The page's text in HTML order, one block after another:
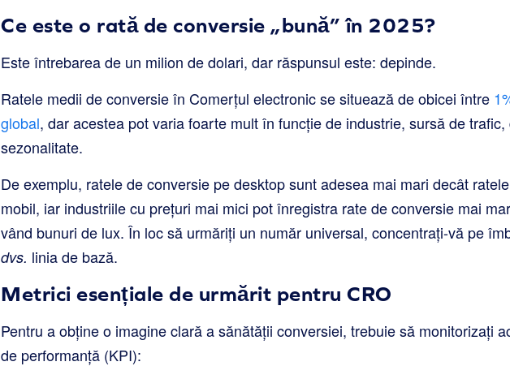
Ce este o rată de conversie „bună” în 2025?
Este întrebarea de un milion de dolari, dar răspunsul este: depinde.
Ratele medii de conversie în Comerțul electronic se situează de obicei între
global, dar acestea pot varia foarte mult în funcție de industrie, sursă de
sezonalitate.
De exemplu, ratele de conversie pe desktop sunt adesea mai mari decât
mobil, iar industriile cu prețuri mai mici pot înregistra rate de conversie mai
vând bunuri de lux. În loc să urmăriți un număr universal, concentrați-vă pe
dvs. linia de bază.
Metrici esențiale de urmărit pentru CRO
Pentru a obține o imagine clară a sănătății conversiei, trebuie să monitorizați
de performanță (KPI):